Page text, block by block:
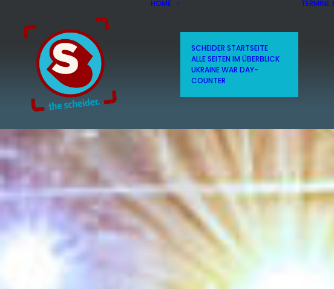
HOME
SCHEIDER STARTSEITE
ALLE SEITEN IM ÜBERBLICK
UKRAINE WAR DAY-
COUNTER
TERMINE